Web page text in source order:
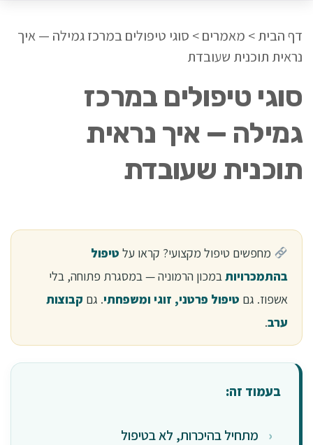
דף הבית> מאמרים> סוגי טיפולים במרכז גמילה — איך
נראית תוכנית שעובדת
סוגי טיפולים במרכז
גמילה — איך נראית
תוכנית שעובדת
מחפשים טיפול מקצועי? קראו על טיפול
בהתמכרויותבמכון הרמוניה — במסגרת פתוחה, בלי
אשפוז. גם טיפול פרטני, זוגי ומשפחתי. גם קבוצות
ערב.
בעמוד זה:
מתחיל בהיכרות, לא בטיפול